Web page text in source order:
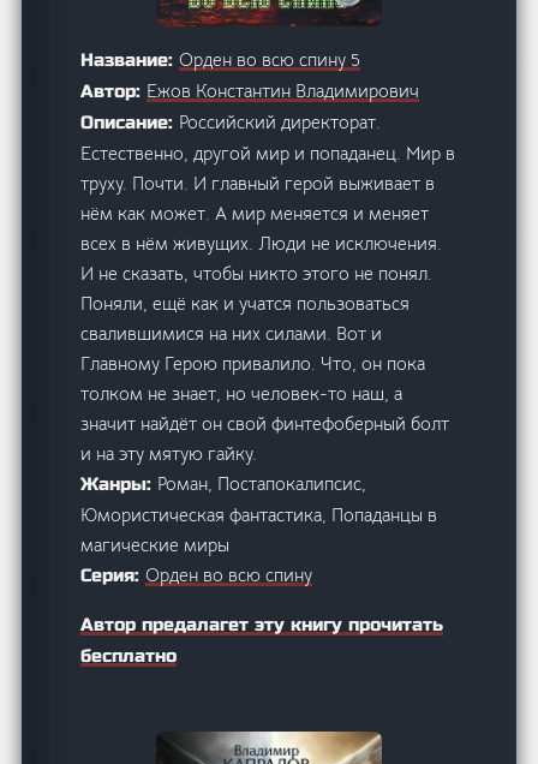
Название:Орден во всю спину 5
Автор: Ежов Константин Владимирович
Описание: Российский директорат.
Естественно, другой мир и попаданец. Мир в
труху. Почти. И главный герой выживает в
нём как может. А мир меняется и меняет
всех в нём живущих. Люди не исключения.
И не сказать, чтобы никто этого не понял.
Поняли, ещё как и учатся пользоваться
свалившимися на них силами. Вот и
Главному Герою привалило. Что, он пока
толком не знает, но человек-то наш, а
значит найдёт он свой финтефоберный болт
и на эту мятую гайку.
Жанры: Роман, Постапокалипсис,
Юмористическая фантастика, Попаданцы в
магические миры
Серия:Орден во всю спину
Автор предалагет эту книгу прочитать
бесплатно